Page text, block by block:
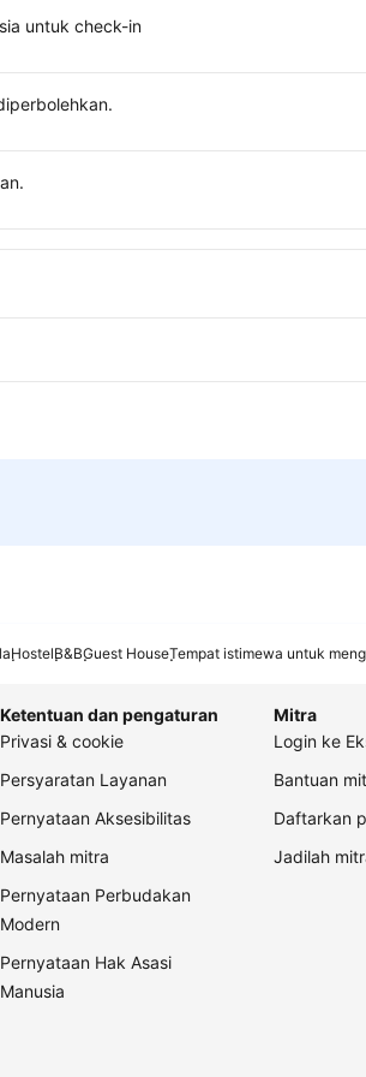
untuk check-in
HostelB&BGuest HouseTempat istimewa untuk
Ketentuan dan pengaturan
Privasi & cookie
Persyaratan Layanan
Pernyataan Aksesibilitas
Masalah mitra
Pernyataan Perbudakan
Modern
Pernyataan Hak Asasi
Manusia
Mitra
Login ke
Bantuan
Daftarkan
Jadilah